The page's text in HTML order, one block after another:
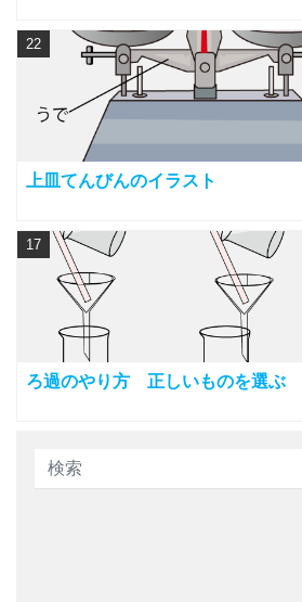
上皿てんびんのイラスト
22
ろ過のやり方 正しいものを選ぶ
17